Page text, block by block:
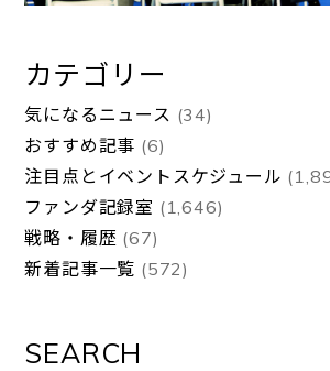
カテゴリー
気になるニュース (34)
おすすめ記事 (6)
注目点とイベントスケジュール
ファンダ記録室 (1,646)
戦略・履歴 (67)
新着記事一覧 (572)
SEARCH